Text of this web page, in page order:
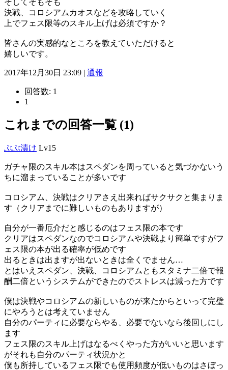
決戦、コロシアムカオスなどを攻略していく
上でフェス限等のスキル上げは必須ですか？
皆さんの実感的なところを教えていただけると
嬉しいです。
2017年12月30日 23:09 | 通報
回答数: 1
1
これまでの回答一覧 (1)
ぶぶ漬け Lv15
ガチャ限のスキル本はスペダンを周っていると気づかないう
ちに溜まっていることが多いです
コロシアム、決戦はクリアさえ出来ればサクサクと集まりま
す（クリアまでに難しいものもありますが）
自分が一番厄介だと感じるのはフェス限の本です
クリアはスペダンなのでコロシアムや決戦より簡単ですがフ
ェス限の本が出る確率が低めです
出るときは出ますが出ないときは全くでません…
とはいえスペダン、決戦、コロシアムともスタミナ二倍で報
酬二倍というシステムができたのでストレスは減った方です
僕は決戦やコロシアムの新しいものが来たからといって完璧
にやろうとは考えていません
自分のパーティに必要ならやる、必要でないなら後回しにし
ます
フェス限のスキル上げはなるべくやった方がいいと思います
がそれも自分のパーティ状況かと
僕も所持しているフェス限でも使用頻度が低いものはさぼっ